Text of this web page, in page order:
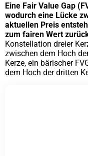
Eine Fair Value Gap
wodurch eine Lücke
aktuellen Preis
zum fairen Wert
Konstellation dreier
zwischen dem Hoch
Kerze, ein bärischer
dem Hoch der dritten